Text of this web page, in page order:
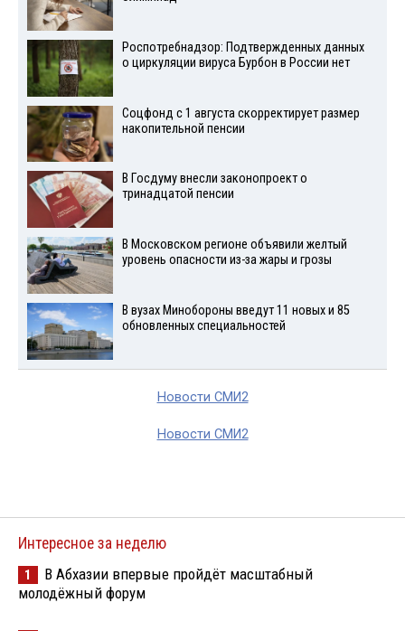
Роспотребнадзор: Подтвержденных данных
о циркуляции вируса Бурбон в России нет
Соцфонд с 1 августа скорректирует размер
накопительной пенсии
В Госдуму внесли законопроект о
тринадцатой пенсии
В Московском регионе объявили желтый
уровень опасности из-за жары и грозы
В вузах Минобороны введут 11 новых и 85
обновленных специальностей
Новости СМИ2
Новости СМИ2
Интересное за неделю
1
В Абхазии впервые пройдёт масштабный
молодёжный форум